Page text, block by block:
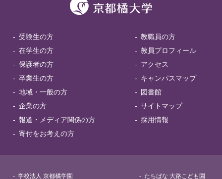
受験生の方
在学生の方
保護者の方
卒業生の方
地域・一般の方
企業の方
報道・メディア関係の方
寄付をお考えの方
教職員の方
教員プロフィール
アクセス
キャンパスマップ
図書館
サイトマップ
採用情報
学校法人 京都橘学園 たちばな 大路こども園